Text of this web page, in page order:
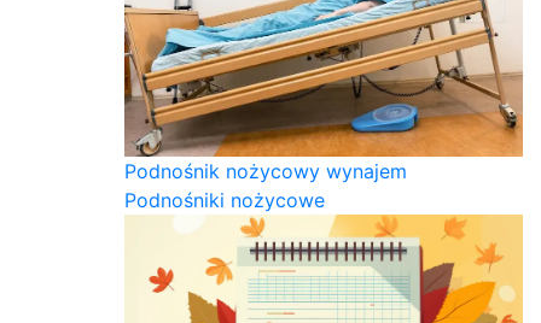
Podnośnik nożycowy wynajem
Podnośniki nożycowe